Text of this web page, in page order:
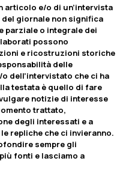
articolo e/o di un’intervista
giornale non significa
parziale o integrale dei
possono
e ricostruzioni storiche
delle
dell’intervistato che ci ha
testata è quello di fare
notizie di interesse
trattato,
degli interessati e a
repliche che ci invieranno.
sempre gli
fonti e lasciamo a